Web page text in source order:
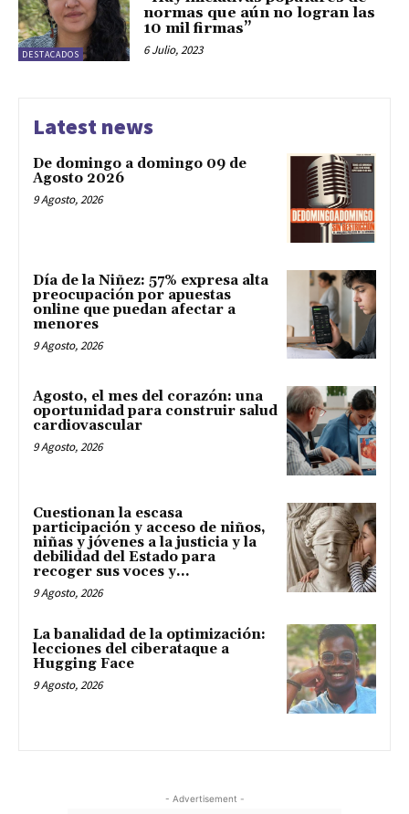
DESTACADOS
normas que aún no logran las
10 mil firmas”
6 Julio, 2023
Latest news
De domingo a domingo 09 de
Agosto 2026
9 Agosto, 2026
Día de la Niñez: 57% expresa alta
preocupación por apuestas
online que puedan afectar a
menores
9 Agosto, 2026
Agosto, el mes del corazón: una
oportunidad para construir salud
cardiovascular
9 Agosto, 2026
Cuestionan la escasa
participación y acceso de niños,
niñas y jóvenes a la justicia y la
debilidad del Estado para
recoger sus voces y...
9 Agosto, 2026
La banalidad de la optimización:
lecciones del ciberataque a
Hugging Face
9 Agosto, 2026
- Advertisement -